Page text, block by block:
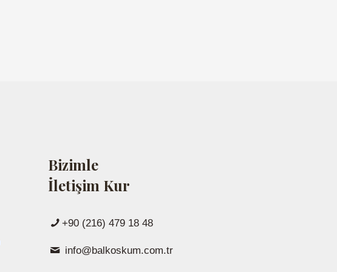
Bizimle
İletişim Kur
+90 (216) 479 18 48
info@balkoskum.com.tr